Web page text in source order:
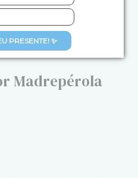
PRESENTE! ✨
Madrepérola